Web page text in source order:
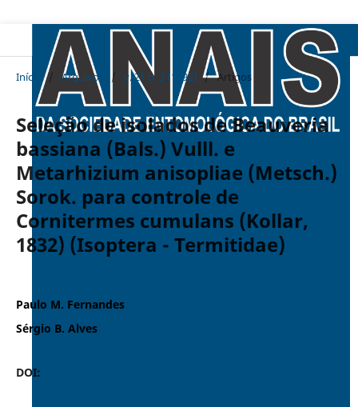
Início / Arquivos / v. 21 n. 3 (1992) / Artigos
Seleção de isolados de Beauveria
bassiana (Bals.) Vulll. e
Metarhizium anisopliae (Metsch.)
Sorok. para controle de
Cornitermes cumulans (Kollar,
1832) (Isoptera - Termitidae)
Paulo M. Fernandes
Sérgio B. Alves
DOI: